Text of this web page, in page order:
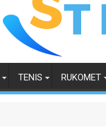
TENIS RUKOMET